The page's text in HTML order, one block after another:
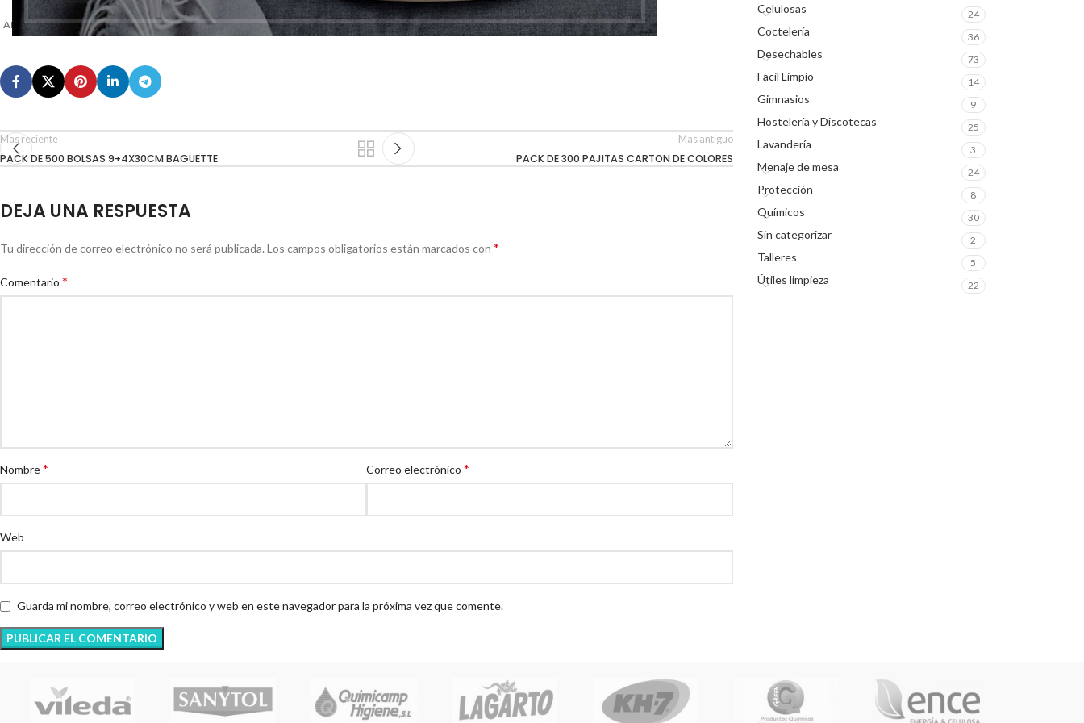
ANTIGRASA 28X31
Mas reciente
PACK DE 500 BOLSAS 9+4X30CM BAGUETTE
Mas antiguo
PACK DE 300 PAJITAS CARTON DE COLORES
DEJA UNA RESPUESTA
Tu dirección de correo electrónico no será publicada. Los campos obligatorios están marcados con *
Comentario *
Nombre* Correo electrónico*
Web
Guarda mi nombre, correo electrónico y web en este navegador para la próxima vez que comente.
Celulosas 24
Coctelería 36
Desechables 73
Facil Limpio 14
Gimnasios 9
Hostelería y Discotecas 25
Lavandería 3
Menaje de mesa 24
Protección 8
Químicos 30
Sin categorizar 2
Talleres 5
Útiles limpieza 22